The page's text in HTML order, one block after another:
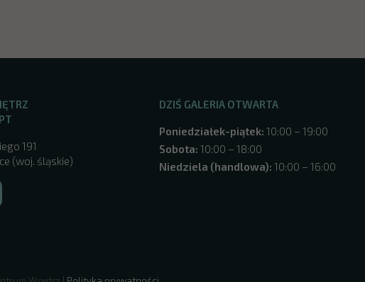
191
(woj. śląskie)
DZIŚ GALERIA OTWARTA
Poniedziałek-piątek: 10:00 – 19:00
Sobota: 10:00 – 18:00
Niedziela (handlowa): 10:00 – 16:00